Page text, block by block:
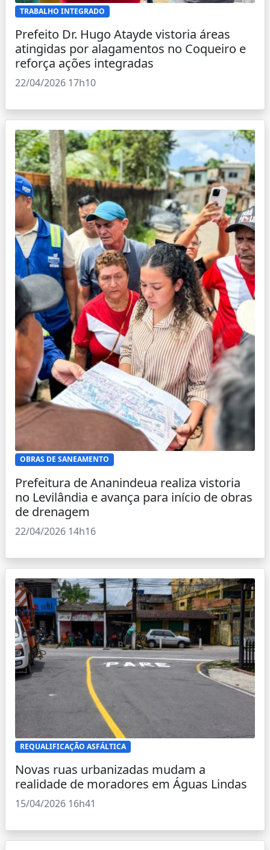
TRABALHO INTEGRADO
Prefeito Dr. Hugo Atayde vistoria áreas
atingidas por alagamentos no Coqueiro e
reforça ações integradas
22/04/2026 17h10
OBRAS DE SANEAMENTO
Prefeitura de Ananindeua realiza vistoria
no Levilândia e avança para início de obras
de drenagem
22/04/2026 14h16
REQUALIFICAÇÃO ASFÁLTICA
Novas ruas urbanizadas mudam a
realidade de moradores em Águas Lindas
15/04/2026 16h41